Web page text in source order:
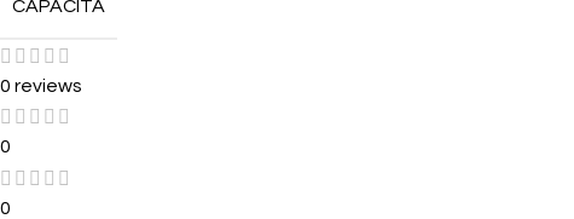
CAPACITÀ
0 reviews
0
0